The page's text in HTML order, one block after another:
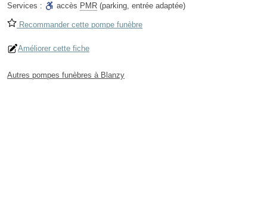
Services :
accès PMR (parking, entrée adaptée)
Recommander cette pompe funèbre
Améliorer cette fiche
Autres pompes funèbres à Blanzy